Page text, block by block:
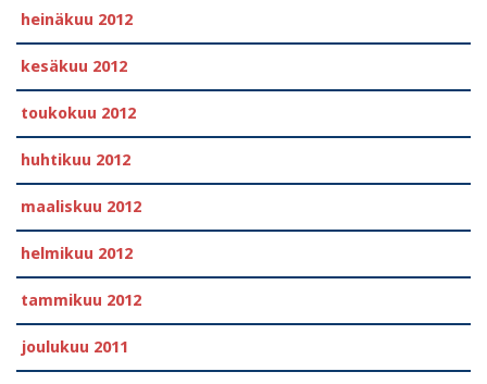
heinäkuu 2012
kesäkuu 2012
toukokuu 2012
huhtikuu 2012
maaliskuu 2012
helmikuu 2012
tammikuu 2012
joulukuu 2011